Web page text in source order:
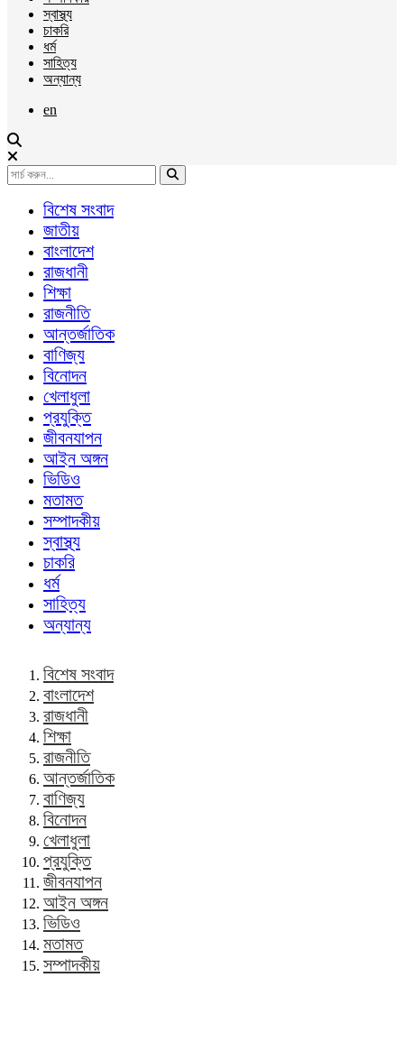
স্বাস্থ্য
চাকরি
ধর্ম
সাহিত্য
অন্যান্য
en
বিশেষ সংবাদ
জাতীয়
বাংলাদেশ
রাজধানী
শিক্ষা
রাজনীতি
আন্তর্জাতিক
বাণিজ্য
বিনোদন
খেলাধুলা
প্রযুক্তি
জীবনযাপন
আইন অঙ্গন
ভিডিও
মতামত
সম্পাদকীয়
স্বাস্থ্য
চাকরি
ধর্ম
সাহিত্য
অন্যান্য
বিশেষ সংবাদ
বাংলাদেশ
রাজধানী
শিক্ষা
রাজনীতি
আন্তর্জাতিক
বাণিজ্য
বিনোদন
খেলাধুলা
প্রযুক্তি
জীবনযাপন
আইন অঙ্গন
ভিডিও
মতামত
সম্পাদকীয়